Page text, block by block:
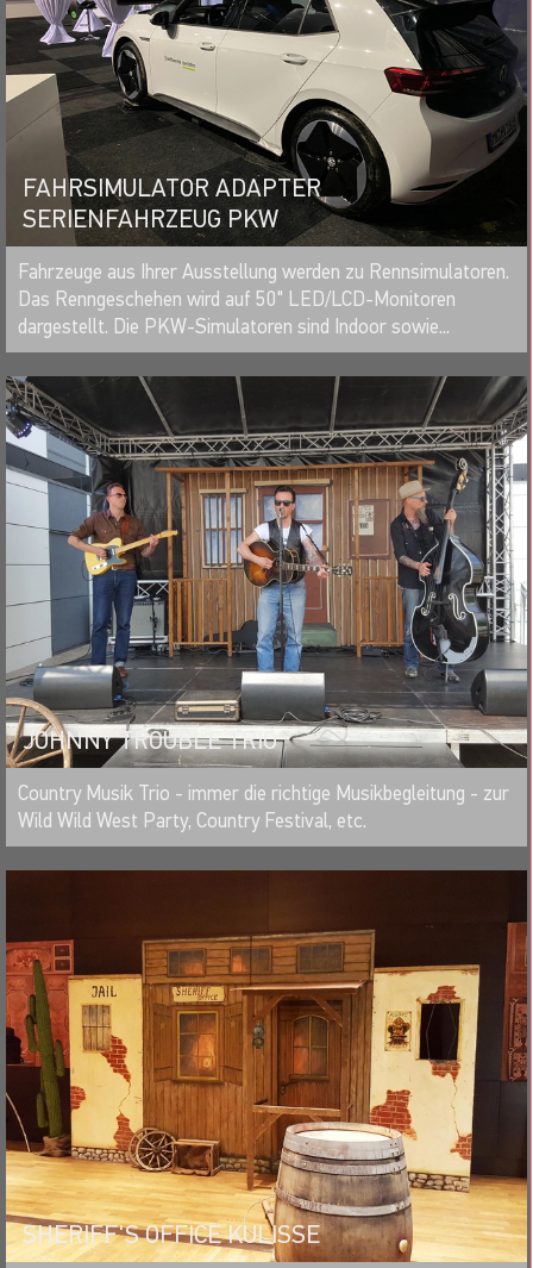
FAHRSIMULATOR ADAPTER
SERIENFAHRZEUG PKW
MERKEN
Fahrzeuge aus Ihrer Ausstellung werden zu Rennsimulatoren.
Das Renngeschehen wird auf 50" LED/LCD-Monitoren
dargestellt. Die PKW-Simulatoren sind Indoor sowie...
JOHNNY TROUBLE TRIO
MERKEN
Country Musik Trio - immer die richtige Musikbegleitung - zur
Wild Wild West Party, Country Festival, etc.
SHERIFF'S OFFICE KULISSE